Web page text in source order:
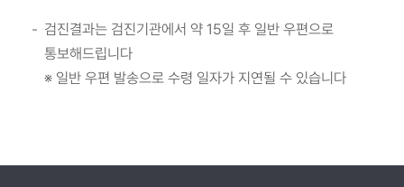
검진결과는 검진기관에서 약 15일 후 일반 우편으로
통보해드립니다
※ 일반 우편 발송으로 수령 일자가 지연될 수 있습니다